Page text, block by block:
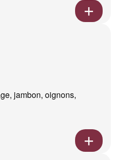
jambon, oignons,